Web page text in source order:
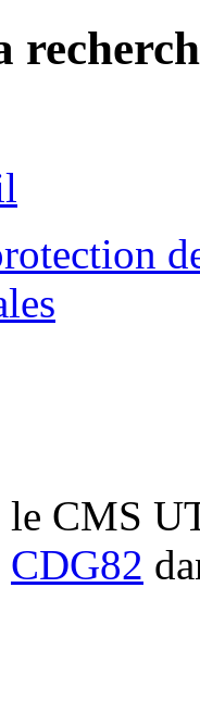
le CMS
CDG82